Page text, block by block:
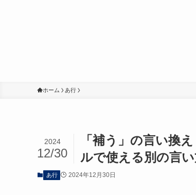
ホーム あ行
「補う」の言い換
ルで使える別の言い
2024
12/30
あ行 2024年12月30日